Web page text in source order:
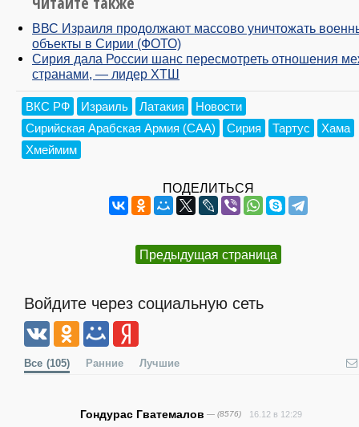
ВВС Израиля продолжают массово уничтожать
объекты в Сирии (ФОТО)
Сирия дала России шанс пересмотреть отношения
странами, — лидер ХТШ
ВКС РФ Израиль Латакия
Новости
Сирийская Арабская Армия (САА)
Сирия Тартус
Хама
Хмеймим
ПОДЕЛИТЬСЯ
Предыдущая страница
Войдите через социальную сеть
Все (105) Ранние Лучшие
Гондурас Гватемалов — (8576) 16.12 в 12:29